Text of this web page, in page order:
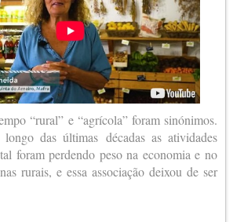
“rural” e “agrícola” foram sinónimos.
das últimas décadas as atividades
foram perdendo peso na economia e no
rurais, e essa associação deixou de ser